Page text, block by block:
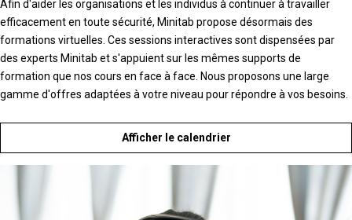
Afin d'aider les organisations et les individus à continuer à travailler
efficacement en toute sécurité, Minitab propose désormais des
formations virtuelles. Ces sessions interactives sont dispensées par
des experts Minitab et s'appuient sur les mêmes supports de
formation que nos cours en face à face. Nous proposons une large
gamme d'offres adaptées à votre niveau pour répondre à vos besoins.
Afficher le calendrier